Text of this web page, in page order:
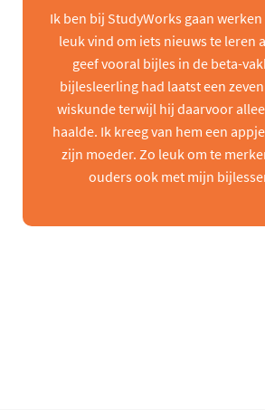
Ik ben bij StudyWorks gaan
leuk vind om iets nieuws te leren
geef vooral bijles in de beta-
bijlesleerling had laatst een
wiskunde terwijl hij daarvoor
haalde. Ik kreeg van hem een
zijn moeder. Zo leuk om te
ouders ook met mijn